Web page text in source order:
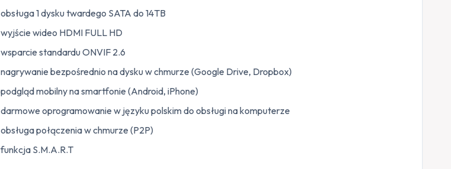
obsługa 1 dysku twardego SATA do 14TB
wyjście wideo HDMI FULL HD
wsparcie standardu ONVIF 2.6
nagrywanie bezpośrednio na dysku w chmurze (Google Drive, Dropbox)
podgląd mobilny na smartfonie (Android, iPhone)
darmowe oprogramowanie w języku polskim do obsługi na komputerze
obsługa połączenia w chmurze (P2P)
funkcja S.M.A.R.T